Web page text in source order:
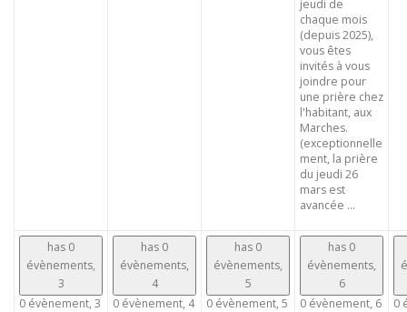
jeudi de
chaque mois
(depuis 2025),
vous êtes
invités à vous
joindre pour
une prière chez
l'habitant, aux
Marches.
(exceptionnelle
ment, la prière
du jeudi 26
mars est
avancée ...
has 0
évènements,
3
0 évènement, 3
has 0
évènements,
4
0 évènement, 4
has 0
évènements,
5
0 évènement, 5
has 0
évènements,
6
0 évènement, 6 0